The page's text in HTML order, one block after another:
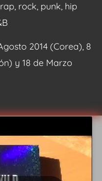
rock, punk, hip
2014 (Corea), 8
y 18 de Marzo